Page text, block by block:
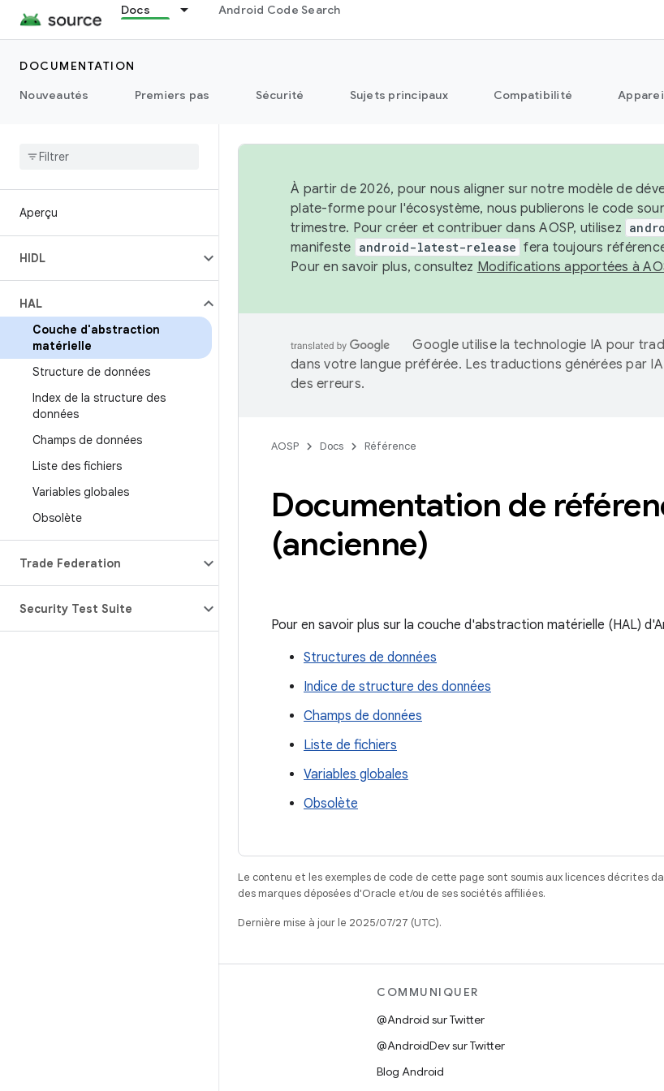
Docs Android Code Search
DOCUMENTATION
Nouveautés
Premiers pas Sécurité Sujets principaux Compatibilité
Aperçu
HIDL
HAL
Couche d'abstraction
matérielle
Structure de données
Index de la structure des
données
Champs de données
Liste des fichiers
Variables globales
Obsolète
Trade Federation
Security Test Suite
À partir de 2026, pour nous aligner sur notre modèle de
plate-forme pour l'écosystème, nous publierons le code
trimestre. Pour créer et contribuer dans AOSP, utilisez
manifeste android-latest-release fera toujours
Pour en savoir plus, consultez Modifications apportées à
Google utilise la technologie IA pour
dans votre langue préférée. Les traductions générées par
des erreurs.
AOSP Docs Référence
Documentation de
(ancienne)
Pour en savoir plus sur la couche d'abstraction matérielle (HAL)
Structures de données
Indice de structure des données
Champs de données
Liste de fichiers
Variables globales
Obsolète
Le contenu et les exemples de code de cette page sont soumis aux licences décrites
des marques déposées d'Oracle et/ou de ses sociétés affiliées.
Dernière mise à jour le 2025/07/27 (UTC).
COMMUNIQUER
@Android sur Twitter
@AndroidDev sur Twitter
Blog Android